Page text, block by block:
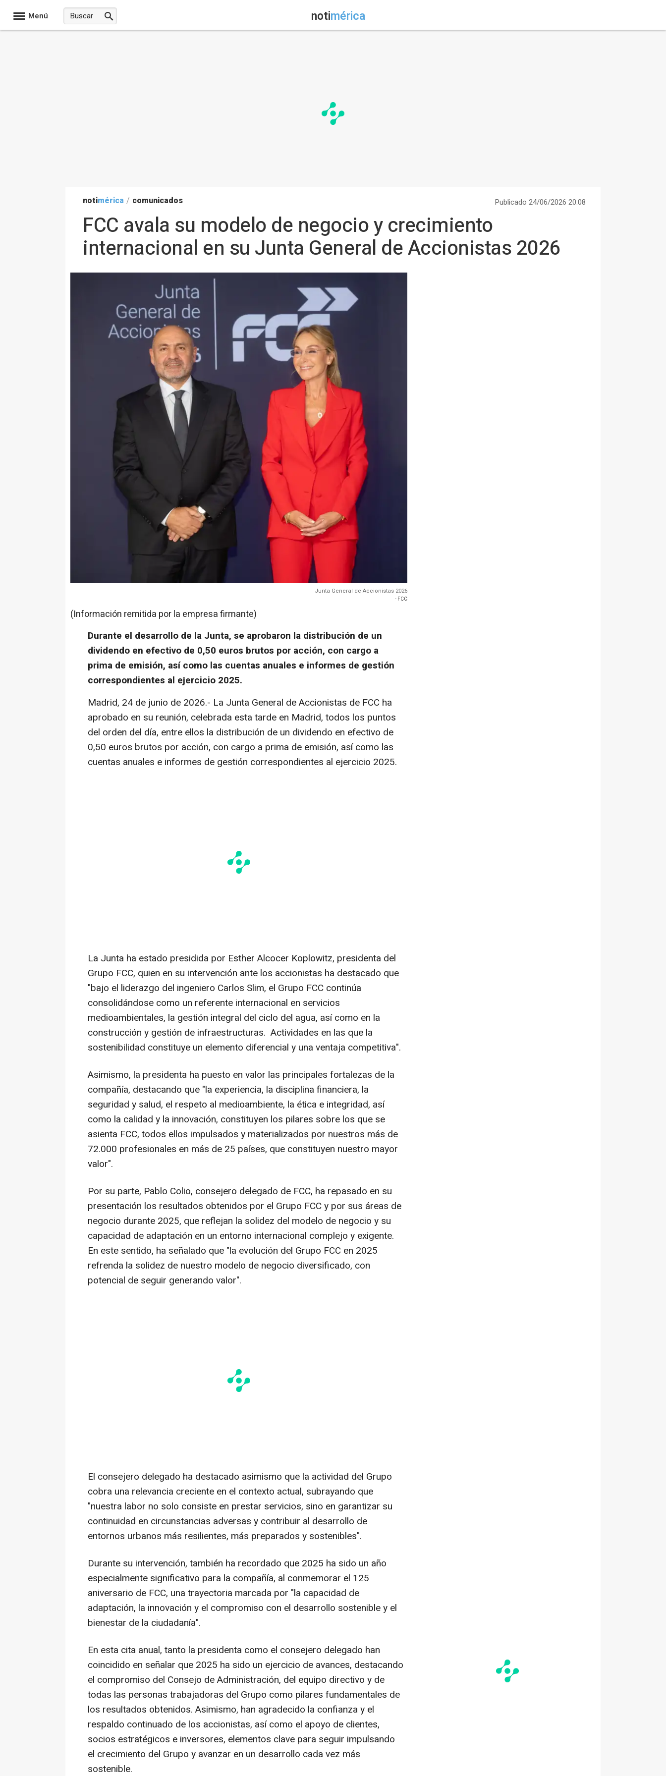
Menú notimérica
notimérica / comunicados Publicado 24/06/2026 20:08
FCC avala su modelo de negocio y crecimiento
internacional en su Junta General de Accionistas 2026
Junta General de Accionistas 2026
- FCC
(Información remitida por la empresa firmante)
Durante el desarrollo de la Junta, se aprobaron la distribución de un
dividendo en efectivo de 0,50 euros brutos por acción, con cargo a
prima de emisión, así como las cuentas anuales e informes de gestión
correspondientes al ejercicio 2025.
Madrid, 24 de junio de 2026.- La Junta General de Accionistas de FCC ha
aprobado en su reunión, celebrada esta tarde en Madrid, todos los puntos
del orden del día, entre ellos la distribución de un dividendo en efectivo de
0,50 euros brutos por acción, con cargo a prima de emisión, así como las
cuentas anuales e informes de gestión correspondientes al ejercicio 2025.
La Junta ha estado presidida por Esther Alcocer Koplowitz, presidenta del
Grupo FCC, quien en su intervención ante los accionistas ha destacado que
"bajo el liderazgo del ingeniero Carlos Slim, el Grupo FCC continúa
consolidándose como un referente internacional en servicios
medioambientales, la gestión integral del ciclo del agua, así como en la
construcción y gestión de infraestructuras. Actividades en las que la
sostenibilidad constituye un elemento diferencial y una ventaja competitiva".
Asimismo, la presidenta ha puesto en valor las principales fortalezas de la
compañía, destacando que "la experiencia, la disciplina financiera, la
seguridad y salud, el respeto al medioambiente, la ética e integridad, así
como la calidad y la innovación, constituyen los pilares sobre los que se
asienta FCC, todos ellos impulsados y materializados por nuestros más de
72.000 profesionales en más de 25 países, que constituyen nuestro mayor
valor".
Por su parte, Pablo Colio, consejero delegado de FCC, ha repasado en su
presentación los resultados obtenidos por el Grupo FCC y por sus áreas de
negocio durante 2025, que reflejan la solidez del modelo de negocio y su
capacidad de adaptación en un entorno internacional complejo y exigente.
En este sentido, ha señalado que "la evolución del Grupo FCC en 2025
refrenda la solidez de nuestro modelo de negocio diversificado, con
potencial de seguir generando valor".
El consejero delegado ha destacado asimismo que la actividad del Grupo
cobra una relevancia creciente en el contexto actual, subrayando que
"nuestra labor no solo consiste en prestar servicios, sino en garantizar su
continuidad en circunstancias adversas y contribuir al desarrollo de
entornos urbanos más resilientes, más preparados y sostenibles".
Durante su intervención, también ha recordado que 2025 ha sido un año
especialmente significativo para la compañía, al conmemorar el 125
aniversario de FCC, una trayectoria marcada por "la capacidad de
adaptación, la innovación y el compromiso con el desarrollo sostenible y el
bienestar de la ciudadanía".
En esta cita anual, tanto la presidenta como el consejero delegado han
coincidido en señalar que 2025 ha sido un ejercicio de avances, destacando
el compromiso del Consejo de Administración, del equipo directivo y de
todas las personas trabajadoras del Grupo como pilares fundamentales de
los resultados obtenidos. Asimismo, han agradecido la confianza y el
respaldo continuado de los accionistas, así como el apoyo de clientes,
socios estratégicos e inversores, elementos clave para seguir impulsando
el crecimiento del Grupo y avanzar en un desarrollo cada vez más
sostenible.